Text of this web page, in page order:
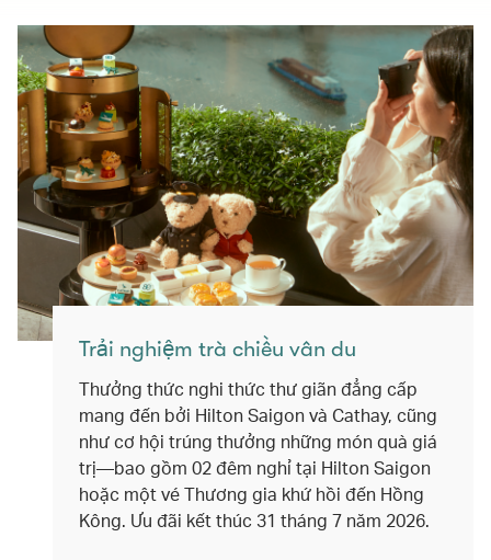
Trải nghiệm trà chiều vân du
Thưởng thức nghi thức thư giãn đẳng cấp
mang đến bởi Hilton Saigon và Cathay, cũng
như cơ hội trúng thưởng những món quà giá
trị—bao gồm 02 đêm nghỉ tại Hilton Saigon
hoặc một vé Thương gia khứ hồi đến Hồng
Kông. Ưu đãi kết thúc 31 tháng 7 năm 2026.